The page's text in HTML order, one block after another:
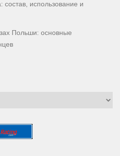
состав, использование и
Польши: основные